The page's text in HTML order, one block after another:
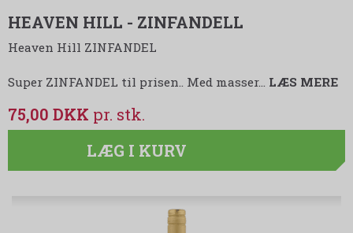
HEAVEN HILL - ZINFANDELL
Heaven Hill ZINFANDEL
Super ZINFANDEL til prisen.. Med masser… LÆS MERE
75,00 DKK
LÆG I KURV